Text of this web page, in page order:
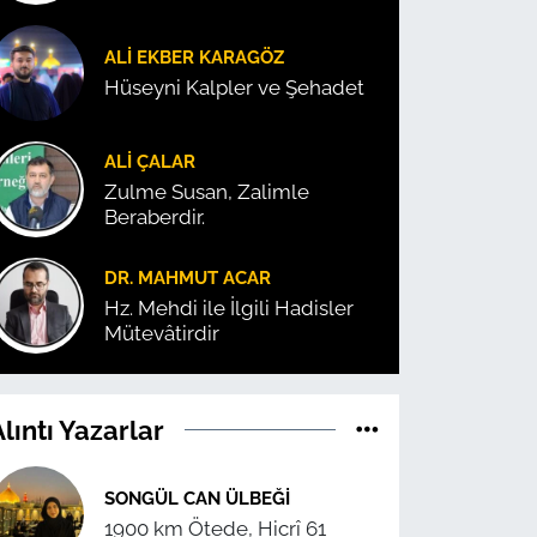
ALI EKBER KARAGÖZ
Hüseyni Kalpler ve Şehadet
ALI ÇALAR
Zulme Susan, Zalimle
Beraberdir.
DR. MAHMUT ACAR
Hz. Mehdi ile İlgili Hadisler
Mütevâtirdir
Yazarlar
SONGÜL CAN ÜLBEĞI
1900 km Ötede, Hicrî 61